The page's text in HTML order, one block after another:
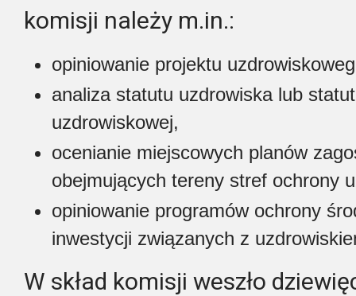
komisji należy m.in.:
opiniowanie projektu
analiza statutu uzdrowiska lub
uzdrowiskowej,
ocenianie miejscowych planów
obejmujących tereny stref ochrony
opiniowanie programów ochrony
inwestycji związanych z
W skład komisji weszło